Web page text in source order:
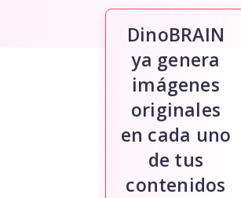
DinoBRAIN
ya genera
imágenes
originales
en cada uno
de tus
contenidos